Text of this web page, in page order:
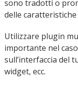
sono tradotti o
delle
Utilizzare plugin
importante nel
sull’interfaccia del
widget, ecc.